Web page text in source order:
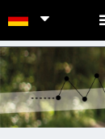
POINTS-